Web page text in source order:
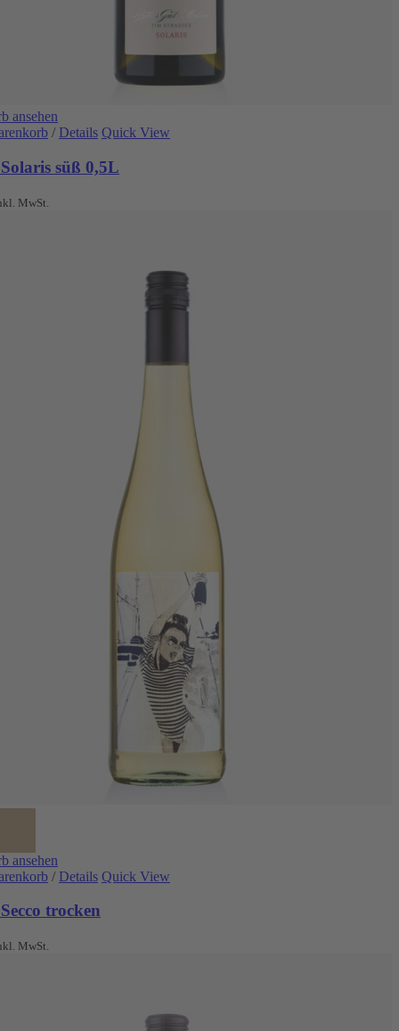
ansehen
/ Details Quick View
süß 0,5L
MwSt.
ansehen
/ Details Quick View
trocken
MwSt.